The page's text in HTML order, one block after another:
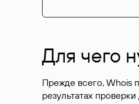
Для чего
Прежде всего, Whois
результатах